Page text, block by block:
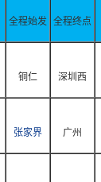
全程始发 全程终点
铜仁 深圳西
张家界 广州